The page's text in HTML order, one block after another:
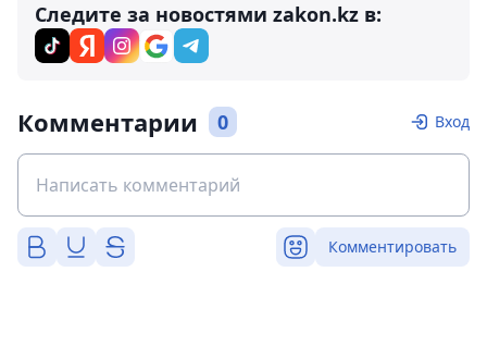
Следите за новостями zakon.kz в:
Комментарии 0 Вход
Комментировать